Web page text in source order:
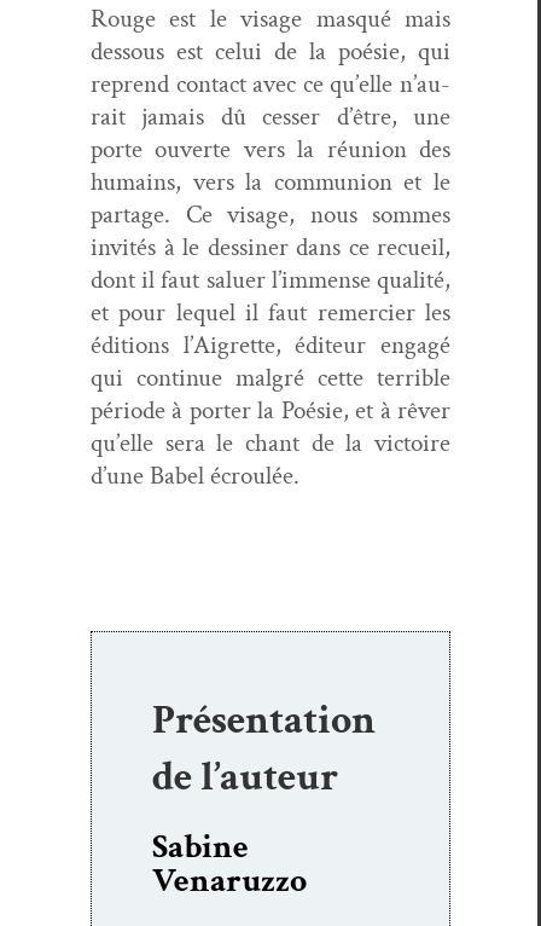
Rouge est le vis­age masqué mais
dessous est celui de la poésie, qui
reprend con­tact avec ce qu’elle n’au­
rait jamais dû cess­er d’être, une
porte ouverte vers la réu­nion des
humains, vers la com­mu­nion et le
partage. Ce vis­age, nous sommes
invités à le dessin­er dans ce recueil,
dont il faut saluer l’im­mense qual­ité,
et pour lequel il faut remerci­er les
édi­tions l’Ai­grette, édi­teur engagé
qui con­tin­ue mal­gré cette ter­ri­ble
péri­ode à porter la Poésie, et à rêver
qu’elle sera le chant de la vic­toire
d’une Babel écroulée.
Présentation
de l’auteur
Sabine
Venaruzzo